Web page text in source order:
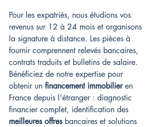
Pour les expatriés, nous étudions vos
revenus sur 12 à 24 mois et organisons
la signature à distance. Les pièces à
fournir comprennent relevés bancaires,
contrats traduits et bulletins de salaire.
Bénéficiez de notre expertise pour
obtenir un financement immobilier en
France depuis l'étranger : diagnostic
financier complet, identification des
meilleures offres bancaires et solutions